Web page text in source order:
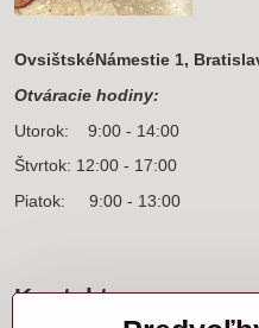
OvsištskéNámestie 1,
Otváracie hodiny:
Utorok: 9:00 - 14:00
Štvrtok: 12:00 - 17:00
Piatok: 9:00 - 13:00
Kontakt